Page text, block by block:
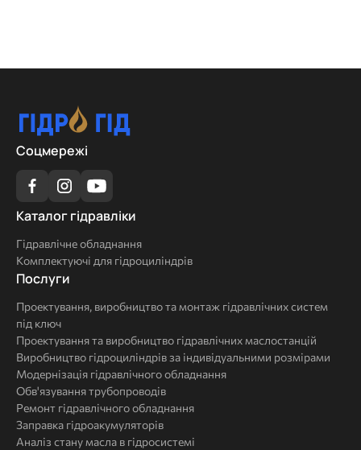
Соцмережі
Каталог
Каталог гідравліки
Гідравлічне обладнання
Комплектуючі для гідроциліндрів
Послуги
Послуги
Проектування, виробництво та монтаж гідравлічних систем
під ключ
Проектування та виробництво гідравлічних маслостанцій
Виробництво гідроциліндрів за індивідуальними розмірами
Модернізація гідравлічного обладнання
Обв'язування трубопроводів
Ремонт гідравлічного обладнання
Заправка гідроакумуляторів
Аналіз стану масла в гідросистемі